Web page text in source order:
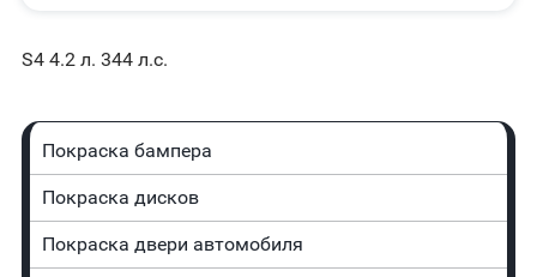
S4 4.2 л. 344 л.с.
Покраска бампера
Покраска дисков
Покраска двери автомобиля